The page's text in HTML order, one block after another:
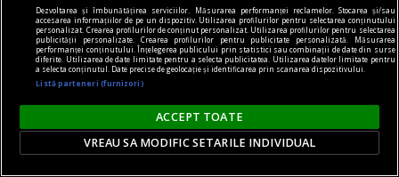
Dezvoltarea și îmbunătățirea serviciilor. Măsurarea performanței reclamelor. Stocarea și/sau
accesarea informațiilor de pe un dispozitiv. Utilizarea profilurilor pentru selectarea conținutului
personalizat. Crearea profilurilor de conținut personalizat. Utilizarea profilurilor pentru selectarea
publicității personalizate. Crearea profilurilor pentru publicitate personalizată. Măsurarea
performanței conținutului. Înțelegerea publicului prin statistici sau combinații de date din surse
diferite. Utilizarea de date limitate pentru a selecta publicitatea. Utilizarea datelor limitate pentru
a selecta conținutul. Date precise de geolocație și identificarea prin scanarea dispozitivului.
Listă parteneri (furnizori)
ACCEPT TOATE
VREAU SA MODIFIC SETARILE INDIVIDUAL